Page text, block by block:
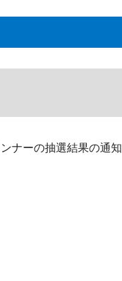
ナーの抽選結果の通知